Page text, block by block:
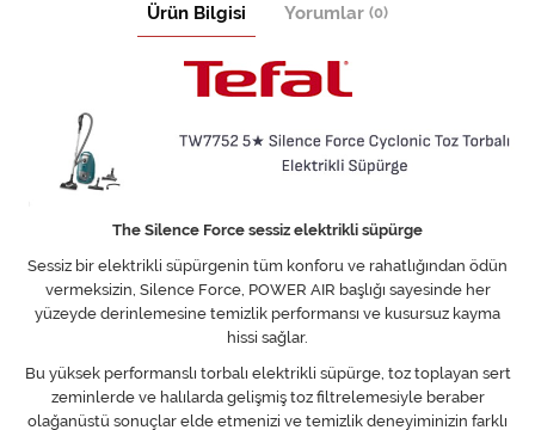
Ürün Bilgisi Yorumlar (0)
The Silence Force sessiz elektrikli süpürge
Sessiz bir elektrikli süpürgenin tüm konforu ve rahatlığından ödün
vermeksizin, Silence Force, POWER AIR başlığı sayesinde her
yüzeyde derinlemesine temizlik performansı ve kusursuz kayma
hissi sağlar.
Bu yüksek performanslı torbalı elektrikli süpürge, toz toplayan sert
zeminlerde ve halılarda gelişmiş toz filtrelemesiyle beraber
olağanüstü sonuçlar elde etmenizi ve temizlik deneyiminizin farklı